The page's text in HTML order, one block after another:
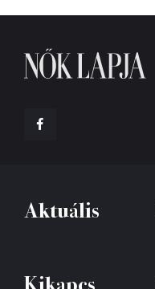
Aktuális
Kikapcs